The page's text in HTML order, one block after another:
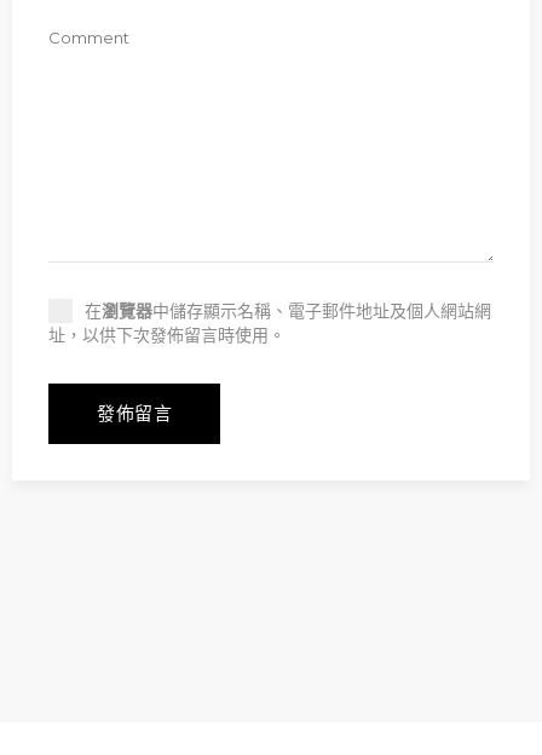
在瀏覽器中儲存顯示名稱、電子郵件地址及個人網站網
址，以供下次發佈留言時使用。